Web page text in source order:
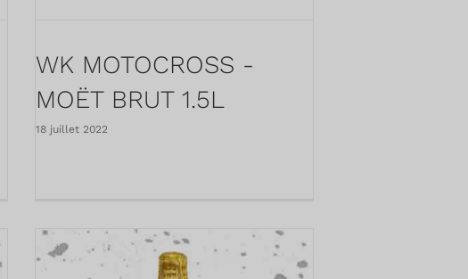
WK MOTOCROSS -
MOËT BRUT 1.5L
18 juillet 2022